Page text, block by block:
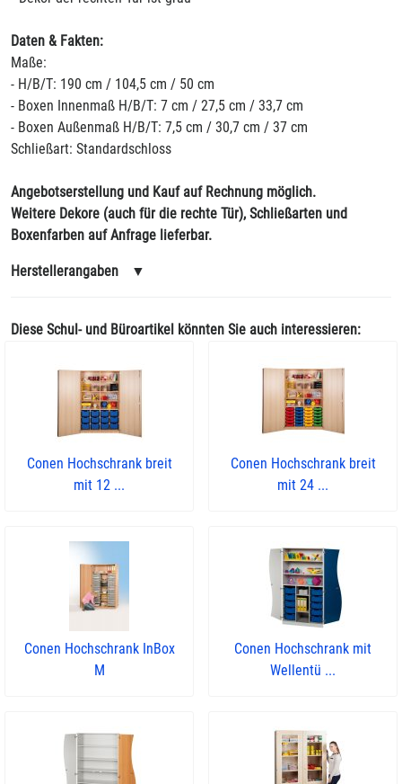
Daten & Fakten:
Maße:
- H/B/T: 190 cm / 104,5 cm / 50 cm
- Boxen Innenmaß H/B/T: 7 cm / 27,5 cm / 33,7 cm
- Boxen Außenmaß H/B/T: 7,5 cm / 30,7 cm / 37 cm
Schließart: Standardschloss
Angebotserstellung und Kauf auf Rechnung möglich.
Weitere Dekore (auch für die rechte Tür), Schließarten und
Boxenfarben auf Anfrage lieferbar.
Herstellerangaben ▼
Diese Schul- und Büroartikel könnten Sie auch interessieren:
Conen Hochschrank breit
mit 12 ...
Conen Hochschrank breit
mit 24 ...
Conen Hochschrank InBox
M
Conen Hochschrank mit
Wellentü ...